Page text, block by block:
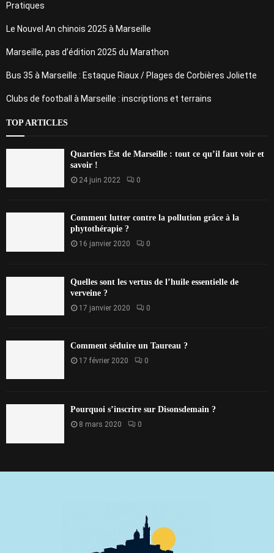
Pratiques
Le Nouvel An chinois 2025 à Marseille
Marseille, pas d’édition 2025 du Marathon
Bus 35 à Marseille : Estaque Riaux / Plages de Corbières Joliette
Clubs de football à Marseille : inscriptions et terrains
TOP ARTICLES
Quartiers Est de Marseille : tout ce qu’il faut voir et
savoir !
24 juin 2022 0
Comment lutter contre la pollution grâce à la
phytothérapie ?
16 janvier 2020 0
Quelles sont les vertus de l’huile essentielle de
verveine ?
17 janvier 2020 0
Comment séduire un Taureau ?
17 février 2020 0
Pourquoi s’inscrire sur Disonsdemain ?
8 mars 2020 0